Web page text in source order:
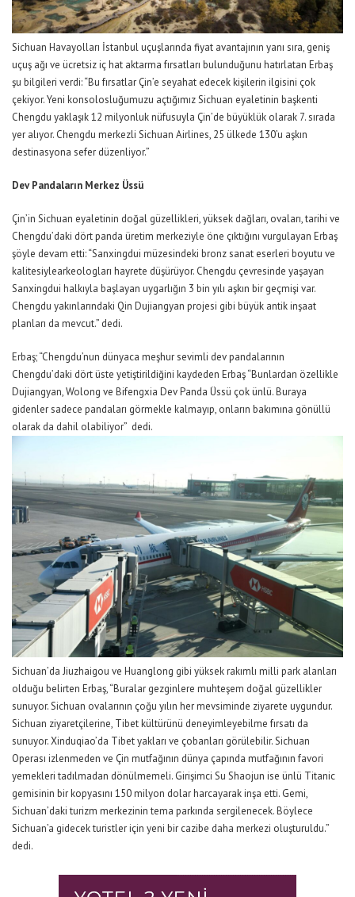
Sichuan Havayolları İstanbul uçuşlarında fiyat avantajının yanı sıra, geniş
uçuş ağı ve ücretsiziç hat aktarmafırsatları bulunduğunu hatırlatan Erbaş
şu bilgileri verdi: “Bu fırsatlar Çin’e seyahat edecek kişilerin ilgisini çok
çekiyor.Yeni konsolosluğumuzu açtığımızSichuan eyaletinin başkenti
Chengdu yaklaşık 12 milyonluk nüfusuyla Çin’de büyüklük olarak 7. sırada
yer alıyor. Chengdu merkezli Sichuan Airlines, 25 ülkede 130’u aşkın
destinasyona sefer düzenliyor.”
Dev Pandaların Merkez Üssü
Çin’in Sichuan eyaletinin doğal güzellikleri,yüksek dağları, ovaları,tarihi ve
Chengdu’daki dört panda üretim merkeziyle öne çıktığını vurgulayan Erbaş
şöyle devam etti: “Sanxingdui müzesindeki bronz sanat eserleri boyutu ve
kalitesiylearkeologları hayrete düşürüyor. Chengdu çevresinde yaşayan
Sanxingdui halkıyla başlayan uygarlığın 3 bin yılı aşkın bir geçmişi var.
Chengdu yakınlarındaki Qin Dujiangyan projesi gibi büyük antik inşaat
planları da mevcut.” dedi.
Erbaş; “Chengdu’nun dünyaca meşhur sevimli dev pandalarının
Chengdu’daki dört üste yetiştirildiğini kaydeden Erbaş“Bunlardan özellikle
Dujiangyan, Wolong ve Bifengxia DevPanda Üssü çok ünlü. Buraya
gidenler sadece pandaları görmekle kalmayıp, onların bakımına gönüllü
olarak da dahil olabiliyor” dedi.
Sichuan’da Jiuzhaigou ve Huanglong gibi yüksek rakımlı milli park alanları
olduğu belirten Erbaş, “Buralar gezginlere muhteşem doğal güzellikler
sunuyor.Sichuan ovalarının çoğu yılın her mevsiminde ziyarete uygundur.
Sichuan ziyaretçilerine, Tibet kültürünü deneyimleyebilme fırsatı da
sunuyor.Xinduqiao’da Tibet yakları ve çobanları görülebilir.Sichuan
Operası izlenmeden ve Çin mutfağının dünya çapında mutfağının favori
yemekleri tadılmadan dönülmemeli. Girişimci Su Shaojun ise ünlü Titanic
gemisinin birkopyasını 150 milyon dolar harcayarak inşa etti. Gemi,
Sichuan’dakiturizm merkezinintema parkında sergilenecek. Böylece
Sichuan’a gidecek turistleriçin yeni bir cazibe daha merkezi oluşturuldu.”
dedi.